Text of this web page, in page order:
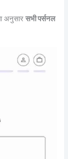
अनुसारसभी पर्सनल